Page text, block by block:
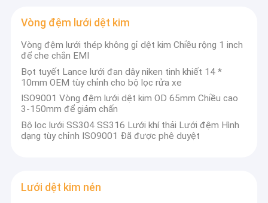
Vòng đệm lưới dệt kim
Vòng đệm lưới thép không gỉ dệt kim Chiều rộng 1 inch
để che chắn EMI
Bọt tuyết Lance lưới đan dây niken tinh khiết 14 *
10mm OEM tùy chỉnh cho bộ lọc rửa xe
ISO9001 Vòng đệm lưới dệt kim OD 65mm Chiều cao
3-150mm để giảm chấn
Bộ lọc lưới SS304 SS316 Lưới khí thải Lưới đệm Hình
dạng tùy chỉnh ISO9001 Đã được phê duyệt
Lưới dệt kim nén